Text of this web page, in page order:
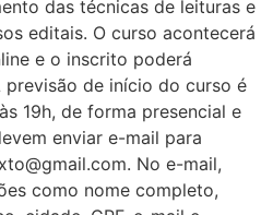
das técnicas de leituras e
editais. O curso acontecerá
e o inscrito poderá
previsão de início do curso é
19h, de forma presencial e
enviar e-mail para
No e-mail,
como nome completo,